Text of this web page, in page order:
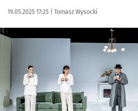
Data publikacji:
19.05.2025 17:25 | Autor:
Tomasz Wysocki
Kliknij, aby powiększyć